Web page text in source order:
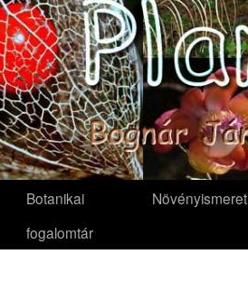
Botanikai
fogalomtár
Növényismeret